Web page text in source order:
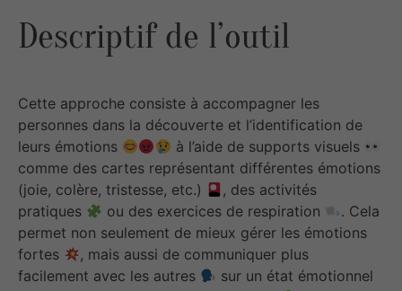
Descriptif de l’outil
Cette approche consiste à accompagner les
personnes dans la découverte et l’identification de
leurs émotions
à l’aide de supports visuels
comme des cartes représentant différentes émotions
(joie, colère, tristesse, etc.)
, des activités
pratiques
ou des exercices de respiration
. Cela
permet non seulement de mieux gérer les émotions
fortes
, mais aussi de communiquer plus
facilement avec les autres
sur un état émotionnel